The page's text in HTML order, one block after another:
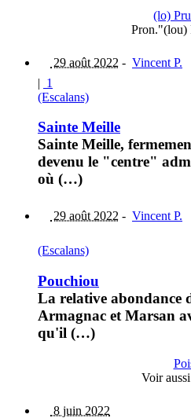
(lo)
Pron."(lou)
29 août 2022 - Vincent P.
| 1
(Escalans)
Sainte Meille
Sainte Meille,
devenu le "centre"
où (…)
29 août 2022 - Vincent P.
(Escalans)
Pouchiou
La relative abondance
Armagnac et Marsan
qu'il (…)
Voir
8 juin 2022